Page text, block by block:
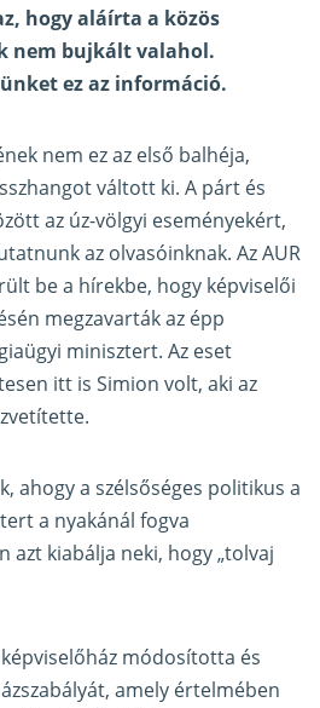
hogy aláírta a közös
nem bujkált valahol.
ez az információ.
nem ez az első balhéja,
váltott ki. A párt és
az úz-völgyi eseményekért,
az olvasóinknak. Az AUR
be a hírekbe, hogy képviselői
megzavarták az épp
minisztert. Az eset
itt is Simion volt, aki az
ahogy a szélsőséges politikus a
a nyakánál fogva
azt kiabálja neki, hogy „tolvaj
módosította és
amely értelmében